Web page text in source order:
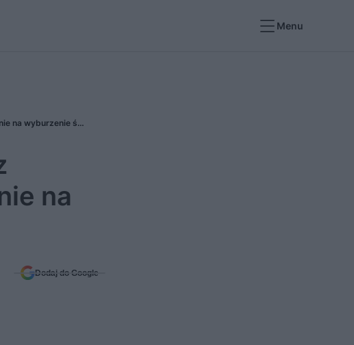
Menu
Jaka kara za wyburzenie ściany nośnej bez pozwolenia? Dlaczego potrzebne pozwolenie na wyburzenie ściany nośnej?
na
Dodaj do Google